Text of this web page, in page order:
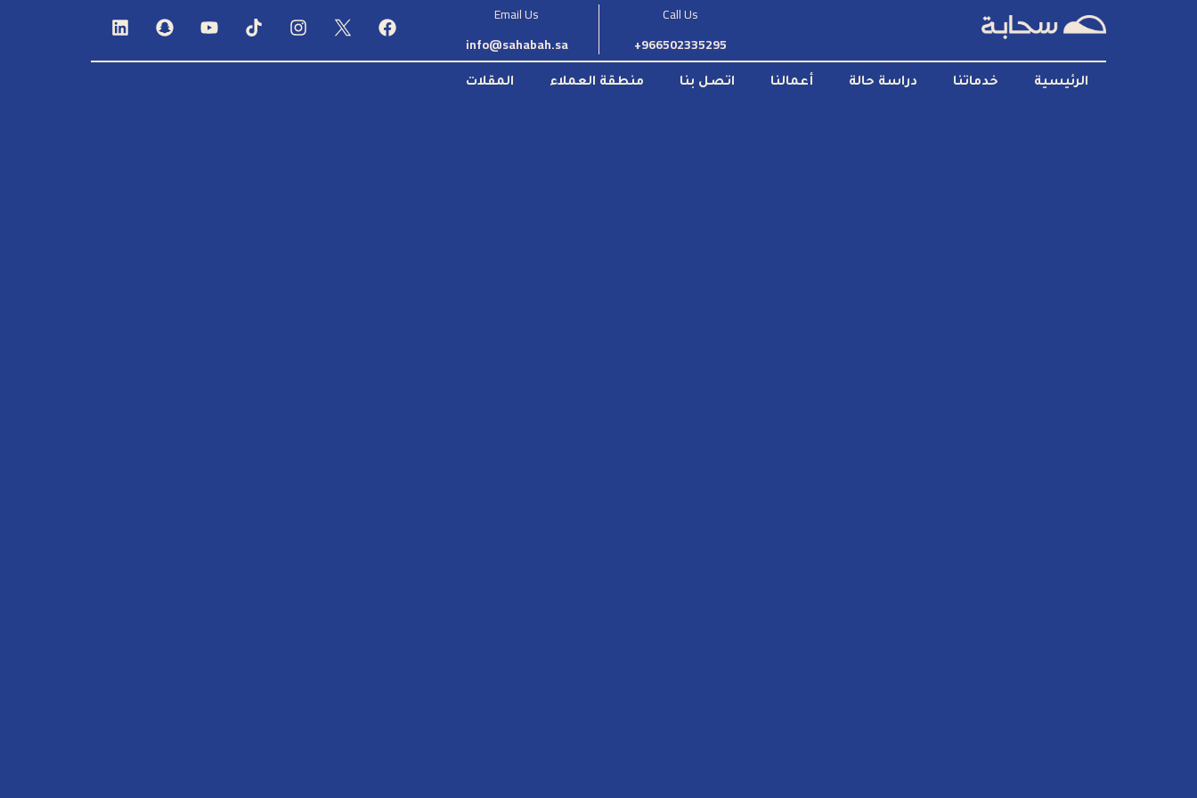
Call Us
966502335295+
Email Us
info@sahabah.sa
الرئيسية خدماتنا دراسة حالة أعمالنا اتصل بنا منطقة العملاء المقلات